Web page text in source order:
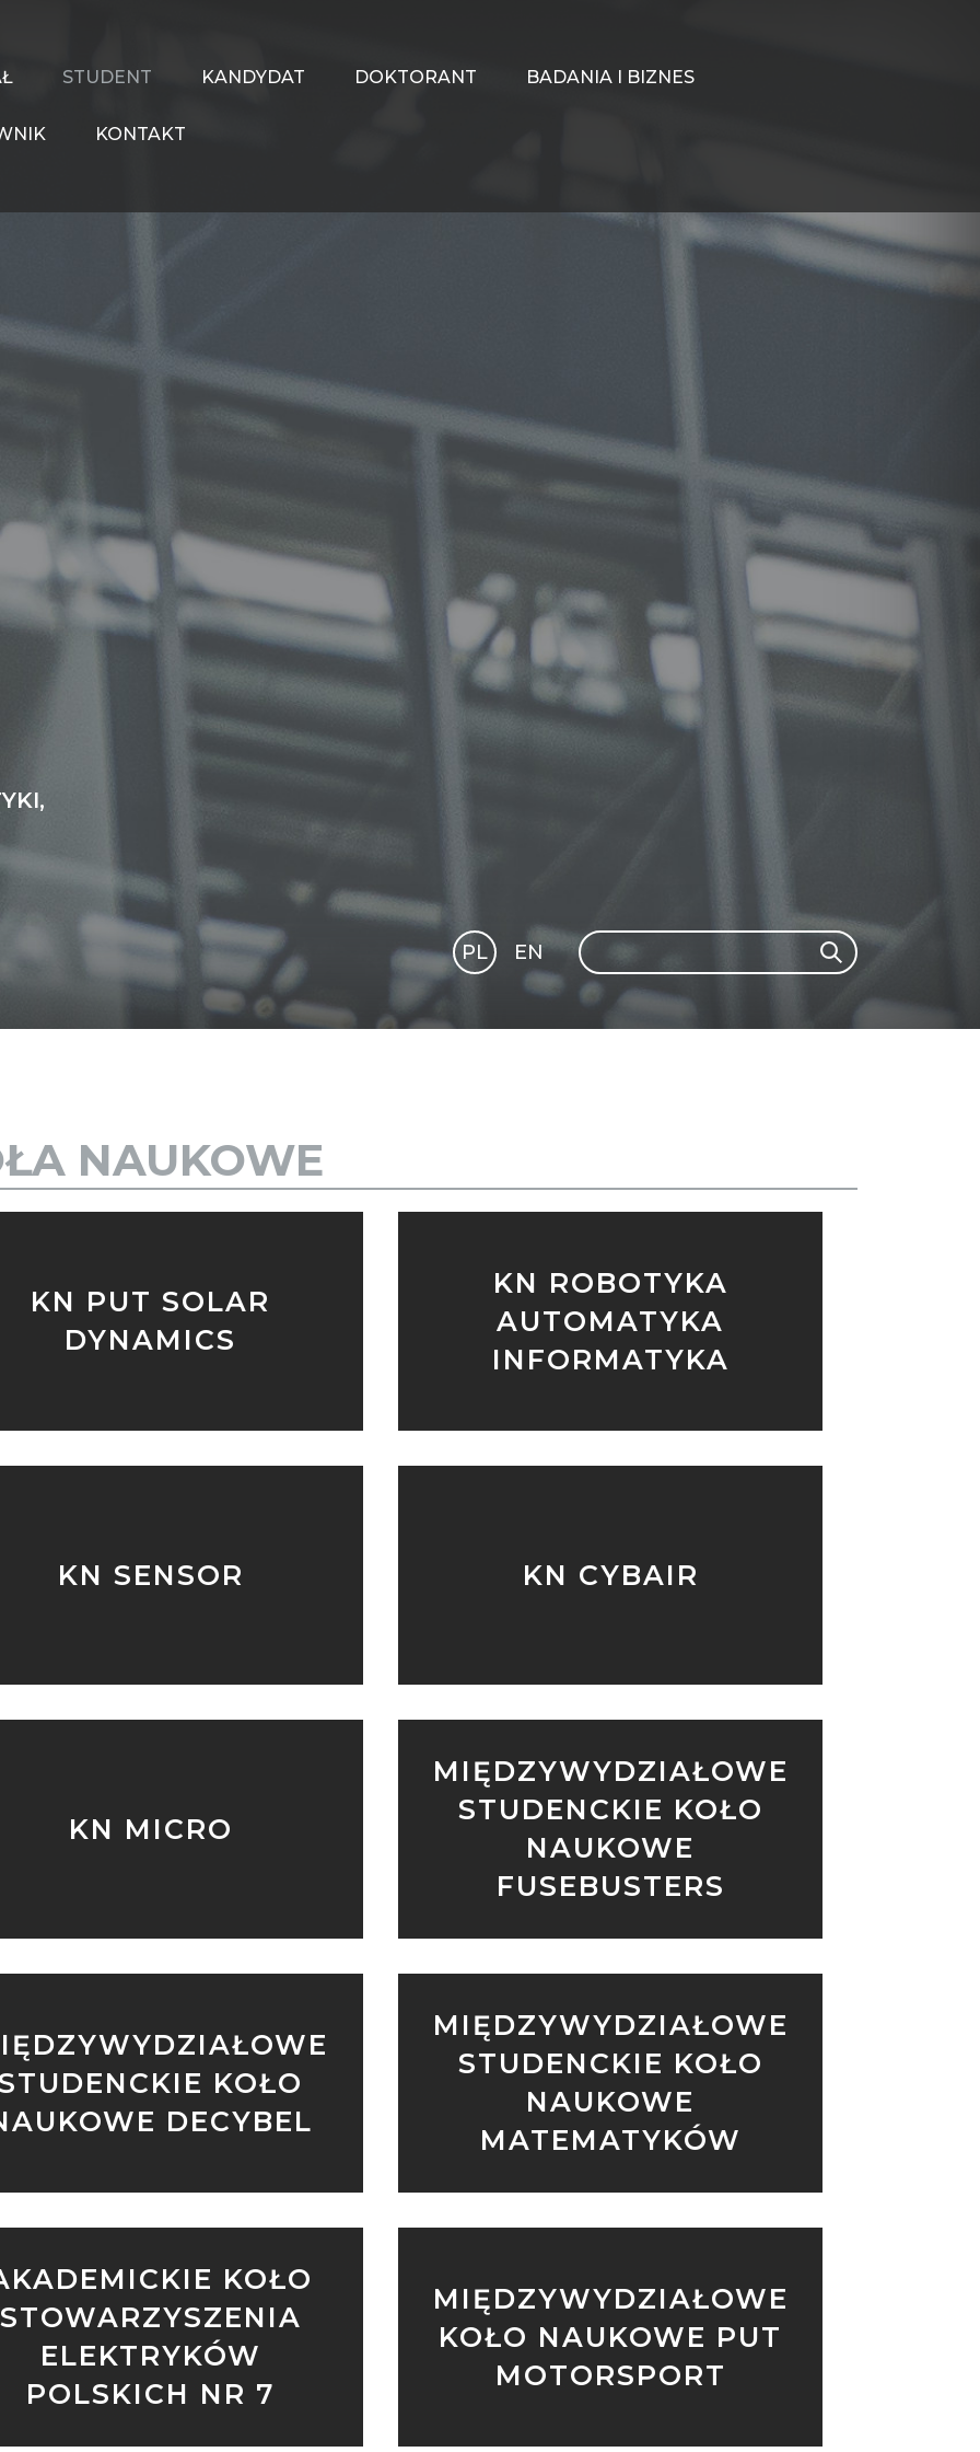
STUDENT KANDYDAT DOKTORANT BADANIA I BIZNES
KONTAKT
Search Search
PL
EN
GLI
NAUKOWE
KN PUT SOLAR
DYNAMICS
KN ROBOTYKA
AUTOMATYKA
INFORMATYKA
KN SENSOR KN CYBAIR
KN MICRO
MIĘDZYWYDZIAŁOWE
STUDENCKIE KOŁO
NAUKOWE
FUSEBUSTERS
KOŁO
DECYBEL
MIĘDZYWYDZIAŁOWE
STUDENCKIE KOŁO
NAUKOWE
MATEMATYKÓW
KOŁO
STOWARZYSZENIA
ELEKTRYKÓW
POLSKICH NR 7
MIĘDZYWYDZIAŁOWE
KOŁO NAUKOWE PUT
MOTORSPORT